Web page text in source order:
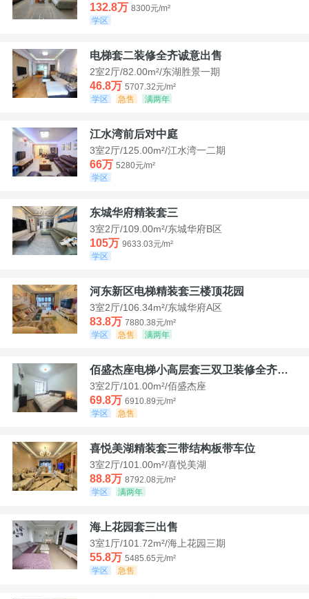
132.8万 8300元/m²
学区
电梯套二装修全齐诚意出售
2室2厅/82.00m²/东湖胜景一期
46.8万 5707.32元/m²
学区
急售 满两年
江水湾前后对中庭
3室2厅/125.00m²/江水湾一二期
66万 5280元/m²
学区
东城华府精装套三
3室2厅/109.00m²/东城华府B区
105万 9633.03元/m²
学区
河东新区电梯精装套三楼顶花园
3室2厅/106.34m²/东城华府A区
83.8万 7880.38元/m²
学区
急售 满两年
佰盛杰座电梯小高层套三双卫装修全齐诚意出售
3室2厅/101.00m²/佰盛杰座
69.8万 6910.89元/m²
学区
急售
喜悦美湖精装套三带结构板带车位
3室2厅/101.00m²/喜悦美湖
88.8万 8792.08元/m²
学区
满两年
海上花园套三出售
3室1厅/101.72m²/海上花园三期
55.8万 5485.65元/m²
学区
急售